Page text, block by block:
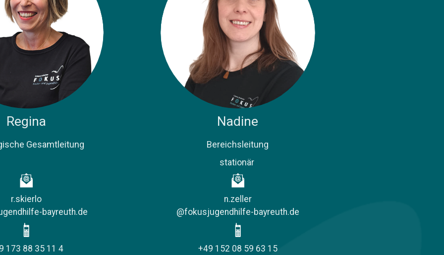
Regina
Gesamtleitung
r.skierlo
bayreuth.de
173 88 35 11 4
Nadine
Bereichsleitung
stationär
n.zeller
@fokusjugendhilfe-bayreuth.de
+49 152 08 59 63 15